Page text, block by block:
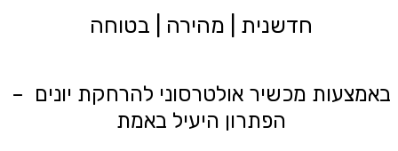
חדשנית | מהירה | בטוחה
באמצעות מכשיר אולטרסוני להרחקת יונים –
הפתרון היעיל באמת